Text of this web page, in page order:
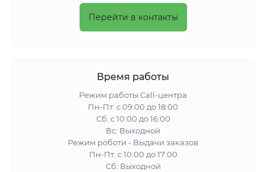
Перейти в контакты
Время работы
Режим работы Call-центра
Пн-Пт: с 09:00 до 18:00
Сб: с 10:00 до 16:00
Вс: Выходной
Режим роботи - Выдачи заказов
Пн-Пт: с 10:00 до 17:00
Сб: Выходной